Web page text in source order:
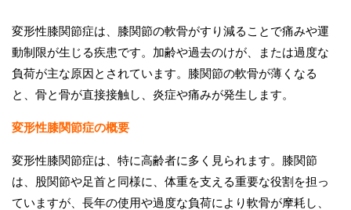
変形性膝関節症は、膝関節の軟骨がすり減ることで痛みや運
動制限が生じる疾患です。加齢や過去のけが、または過度な
負荷が主な原因とされています。膝関節の軟骨が薄くなる
と、骨と骨が直接接触し、炎症や痛みが発生します。
変形性膝関節症の概要
変形性膝関節症は、特に高齢者に多く見られます。膝関節
は、股関節や足首と同様に、体重を支える重要な役割を担っ
ていますが、長年の使用や過度な負荷により軟骨が摩耗し、